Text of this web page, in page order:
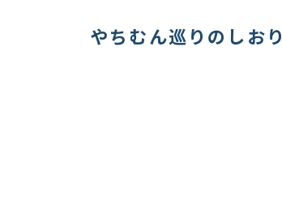
やちむん巡りのしおり